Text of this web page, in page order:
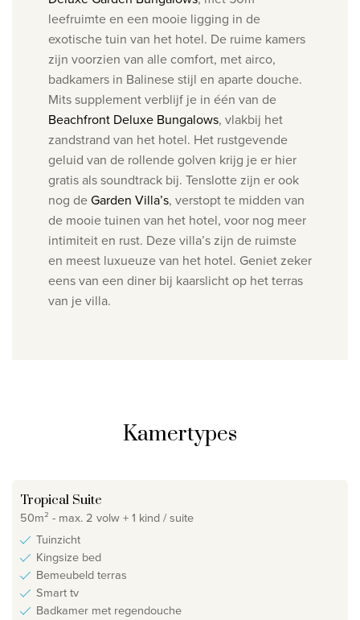
leefruimte en een mooie ligging in de
exotische tuin van het hotel. De ruime kamers
zijn voorzien van alle comfort, met airco,
badkamers in Balinese stijl en aparte douche.
Mits supplement verblijf je in één van de
Beachfront Deluxe Bungalows, vlakbij het
zandstrand van het hotel. Het rustgevende
geluid van de rollende golven krijg je er hier
gratis als soundtrack bij. Tenslotte zijn er ook
nog deGarden Villa’s​, verstopt te midden van
de mooie tuinen van het hotel, voor nog meer
intimiteit en rust. Deze villa’s zijn de ruimste
en meest luxueuze van het hotel. Geniet zeker
eens van een diner bij kaarslicht op het terras
van je villa.
Kamertypes
Tropical Suite
50m² - max. 2 volw + 1 kind / suite
Tuinzicht
Kingsize bed
Bemeubeld terras
Smart tv
Badkamer met regendouche